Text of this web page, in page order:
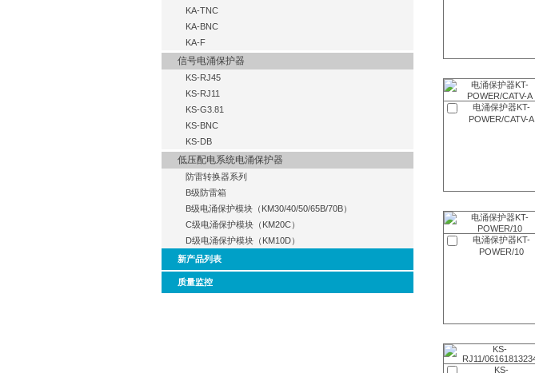
KA-TNC
KA-BNC
KA-F
信号电涌保护器
KS-RJ45
KS-RJ11
KS-G3.81
KS-BNC
KS-DB
低压配电系统电涌保护器
防雷转换器系列
B级防雷箱
B级电涌保护模块（KM30/40/50/65B/70B）
C级电涌保护模块（KM20C）
D级电涌保护模块（KM10D）
新产品列表
质量监控
电涌保护器KT-
POWER/CATV-A
电涌保护器KT-
POWER/10
KS-